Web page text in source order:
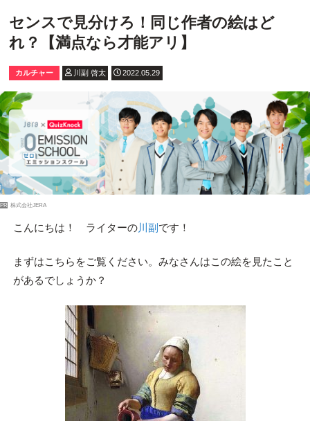
センスで見分けろ！同じ作者の絵はど
れ？【満点なら才能アリ】
カルチャー 川副 啓太 2022.05.29
PR 株式会社JERA
こんにちは！ ライターの川副 です！
まずはこちらをご覧ください。みなさんはこの絵を見たこと
があるでしょうか？